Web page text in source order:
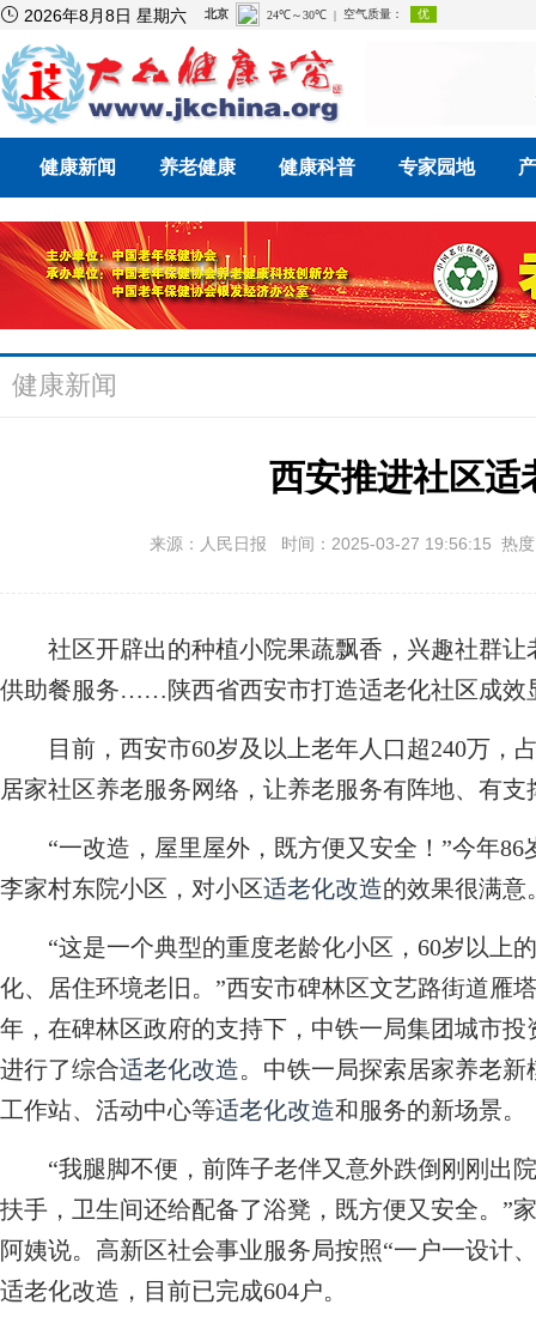
 2026年8月8日 星期六
健康新闻 养老健康 健康科普 专家园地
健康新闻
西安推进社区适
来源：人民日报 时间：2025-03-27 19:56:15 热
社区开辟出的种植小院果蔬飘香，兴趣社群让
供助餐服务……陕西省西安市打造适老化社区成效
目前，西安市60岁及以上老年人口超240万，
居家社区养老服务网络，让养老服务有阵地、有
“一改造，屋里屋外，既方便又安全！”今年86
李家村东院小区，对小区适老化改造的效果很满意
“这是一个典型的重度老龄化小区，60岁以上的
化、居住环境老旧。”西安市碑林区文艺路街道雁
年，在碑林区政府的支持下，中铁一局集团城市
进行了综合适老化改造。中铁一局探索居家养老
工作站、活动中心等适老化改造和服务的新场景。
“我腿脚不便，前阵子老伴又意外跌倒刚刚出
扶手，卫生间还给配备了浴凳，既方便又安全。”
阿姨说。高新区社会事业服务局按照“一户一设计
适老化改造，目前已完成604户。